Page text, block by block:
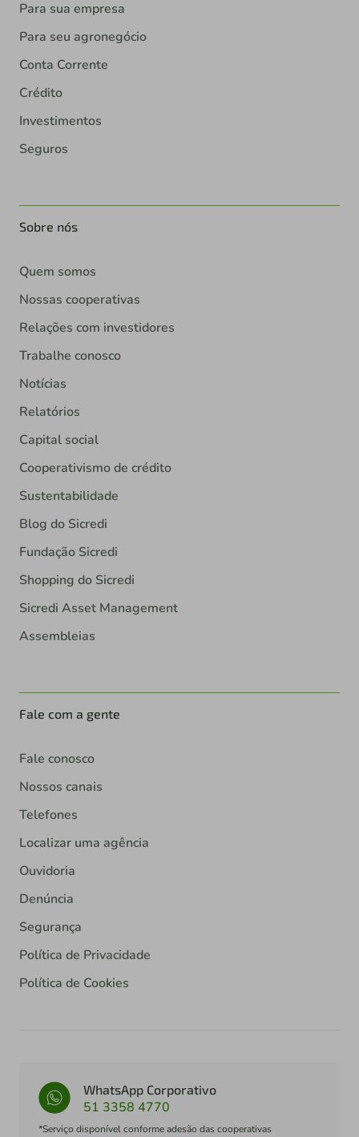
Para sua empresa
Para seu agronegócio
Conta Corrente
Crédito
Investimentos
Seguros
Sobre nós
Quem somos
Nossas cooperativas
Relações com investidores
Trabalhe conosco
Notícias
Relatórios
Capital social
Cooperativismo de crédito
Sustentabilidade
Blog do Sicredi
Fundação Sicredi
Shopping do Sicredi
Sicredi Asset Management
Assembleias
Fale com a gente
Fale conosco
Nossos canais
Telefones
Localizar uma agência
Ouvidoria
Denúncia
Segurança
Política de Privacidade
Política de Cookies
WhatsApp Corporativo
51 3358 4770
*Serviço disponível conforme adesão das cooperativas